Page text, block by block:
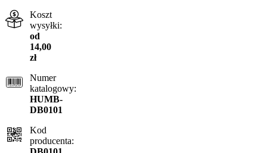
Koszt
wysyłki:
od
14,00
zł
Numer
katalogowy:
HUMB-
DB0101
Kod
producenta: